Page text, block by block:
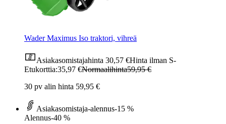
Wader Maximus Iso traktori, vihreä
Asiakasomistajahinta 30,57 €Hinta ilman S-
Etukorttia:35,97 €Normaalihinta59,95 €
30 pv alin hinta 59,95 €
Asiakasomistaja-alennus-15 %
Alennus-40 %